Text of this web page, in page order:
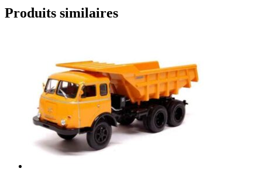
PACIFIC
Produits similaires